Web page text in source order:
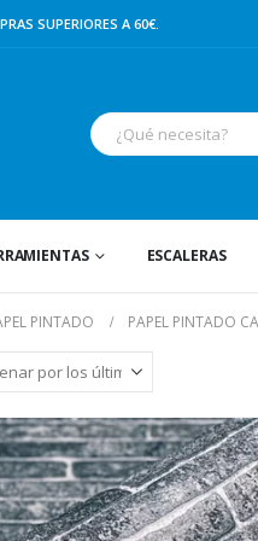
SUPERIORES A 60€.
ESCALERAS
PINTADO PAPEL PINTADO